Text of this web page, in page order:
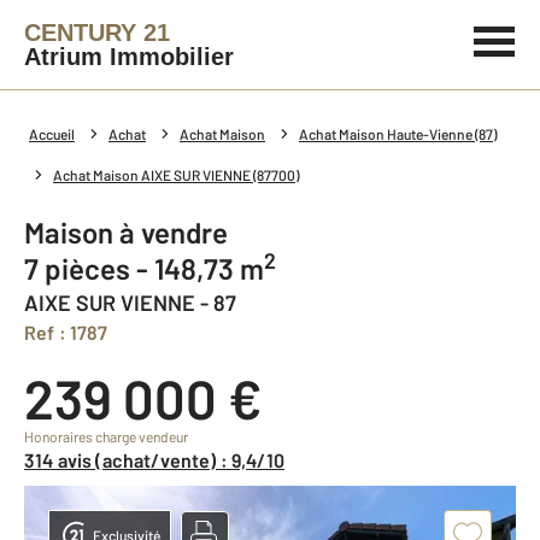
CENTURY 21
Atrium Immobilier
Accueil Achat Achat Maison Achat Maison Haute-Vienne (87)
Achat Maison AIXE SUR VIENNE (87700)
Maison à vendre
7 pièces - 148,73 m2
AIXE SUR VIENNE - 87
Ref : 1787
239 000 €
Honoraires charge vendeur
314 avis (achat/vente) : 9,4/10
Exclusivité